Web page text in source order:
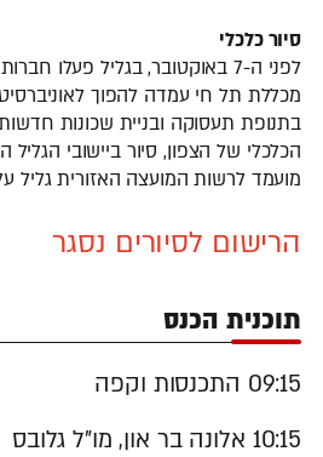
סיור כלכלי
לפני ה-7 באוקטובר, בגליל פעלו
מכללת תל חי עמדה להפוך
בתנופת תעסוקה ובניית שכונות
הכלכלי של הצפון, סיור ביישובי הגליל
מועמד לרשות המועצה האזורית גליל
הרישום לסיורים נסגר
תוכנית הכנס
09:15 התכנסות וקפה
10:15 אלונה בר און, מו"ל גלובס